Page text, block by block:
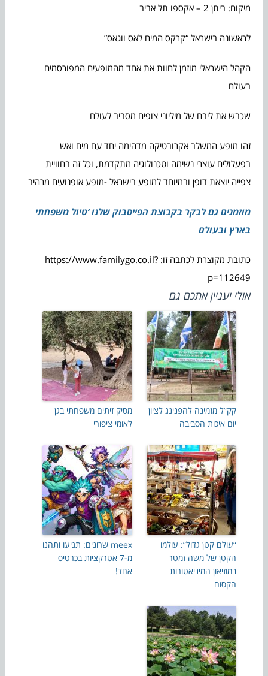
מיקום: ביתן 2 – אקספו תל אביב
לראשונה בישראל “קרקס המים לאס ווגאס”
הקהל הישראלי מוזמן לחוות את אחד מהמופעים המפורסמים
בעולם
שכבש את ליבם של מיליוני צופים מסביב לעולם
זהו מופע המשלב אקרובטיקה מדהימה יחד עם מים ואש
בפעלולים עוצרי נשימה וטכנולוגיה מתקדמת, וכל זה בחוויית
צפייה יוצאת דופן ובמיוחד למופע בישראל -מופע אופנועים מרהיב
מוזמנים גם לבקר בקבוצת הפייסבוק שלנו ‘טיול משפחתי
בארץ ובעולם
כתובת מקוצרת לכתבה זו: https://www.familygo.co.il?
p=112649
אולי יעניין אתכם גם
קק”ל מזמינה להפנינג לציון
יום איכות הסביבה
מסיק זיתים משפחתי בגן
לאומי ציפורי
“עולם קטן גדול”: עולמו
הקטן של משה זמטר
במוזיאון המיניאטורות
הקסום
meex שרונים: תגיעו ותהנו
מ-7 אטרקציות בכרטיס
אחד!